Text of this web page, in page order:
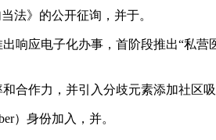
法》的公开征询，并于。
应电子化办事，首阶段推出“私营
作力，并引入分歧元素添加社区吸
）身份加入，并。